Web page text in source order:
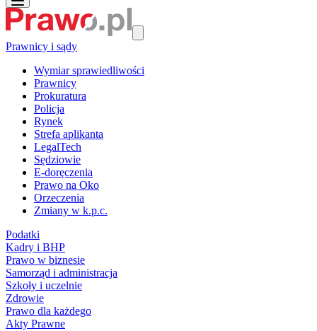
Prawnicy i sądy
Wymiar sprawiedliwości
Prawnicy
Prokuratura
Policja
Rynek
Strefa aplikanta
LegalTech
Sędziowie
E-doręczenia
Prawo na Oko
Orzeczenia
Zmiany w k.p.c.
Podatki
Kadry i BHP
Prawo w biznesie
Samorząd i administracja
Szkoły i uczelnie
Zdrowie
Prawo dla każdego
Akty Prawne